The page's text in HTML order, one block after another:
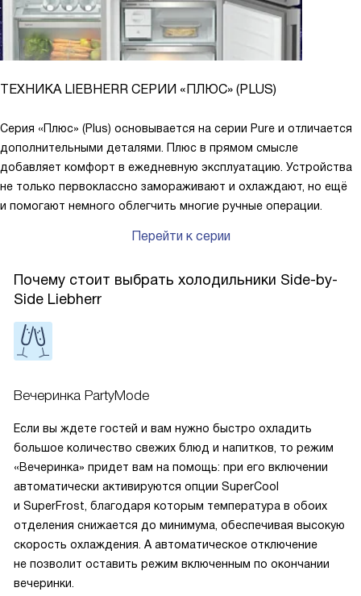
ТЕХНИКА LIEBHERR СЕРИИ «ПЛЮС» (PLUS)
Серия «Плюс» (Plus) основывается на серии Pure и отличается
дополнительными деталями. Плюс в прямом смысле
добавляет комфорт в ежедневную эксплуатацию. Устройства
не только первоклассно замораживают и охлаждают, но ещё
и помогают немного облегчить многие ручные операции.
Перейти к серии
Почему стоит выбрать холодильники Side-by-
Side Liebherr
Вечеринка PartyMode
Если вы ждете гостей и вам нужно быстро охладить
большое количество свежих блюд и напитков, то режим
«Вечеринка» придет вам на помощь: при его включении
автоматически активируются опции SuperCool
и SuperFrost, благодаря которым температура в обоих
отделения снижается до минимума, обеспечивая высокую
скорость охлаждения. А автоматическое отключение
не позволит оставить режим включенным по окончании
вечеринки.